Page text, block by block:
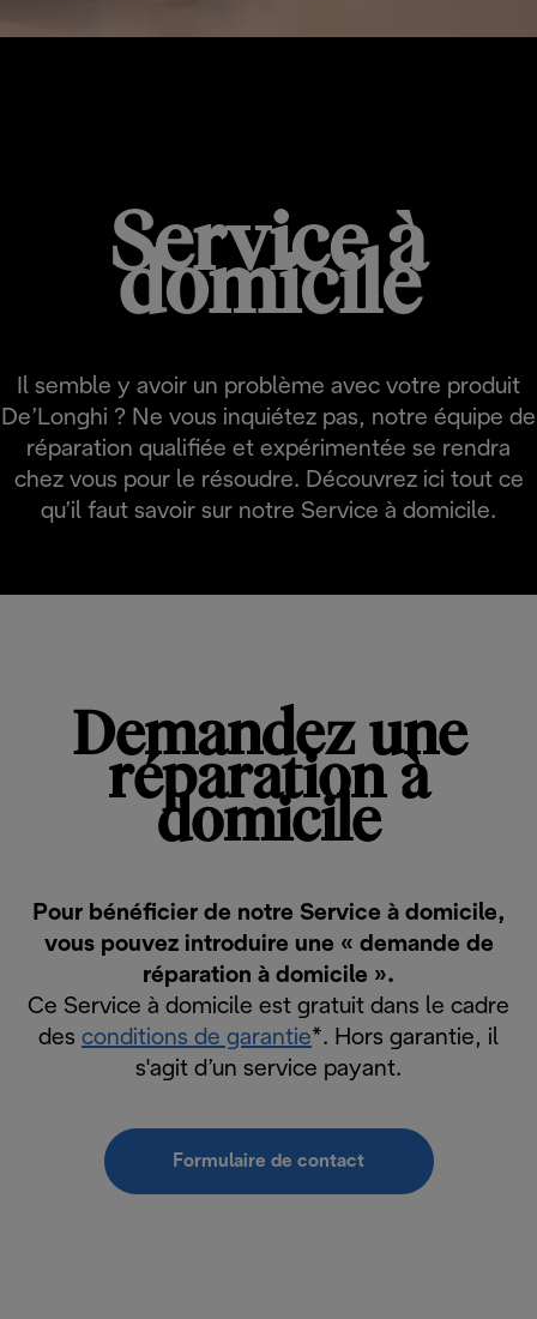
Service à
domicile
Il semble y avoir un problème avec votre produit
De’Longhi ? Ne vous inquiétez pas, notre équipe de
réparation qualifiée et expérimentée se rendra
chez vous pour le résoudre. Découvrez ici tout ce
qu’il faut savoir sur notre Service à domicile.
Demandez une
réparation à
domicile
Pour bénéficier de notre Service à domicile,
vous pouvez introduire une « demande de
réparation à domicile ».
Ce Service à domicile est gratuit dans le cadre
des conditions de garantie*. Hors garantie, il
s'agit d’un service payant.
Formulaire de contact